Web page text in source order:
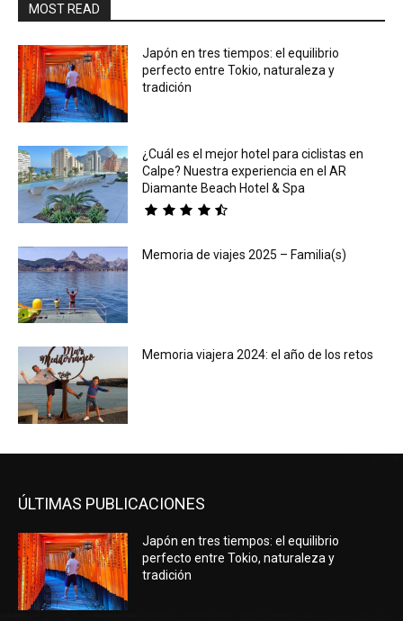
MOST READ
Japón en tres tiempos: el equilibrio
perfecto entre Tokio, naturaleza y
tradición
¿Cuál es el mejor hotel para ciclistas en
Calpe? Nuestra experiencia en el AR
Diamante Beach Hotel & Spa
Memoria de viajes 2025 – Familia(s)
Memoria viajera 2024: el año de los retos
ÚLTIMAS PUBLICACIONES
Japón en tres tiempos: el equilibrio
perfecto entre Tokio, naturaleza y
tradición